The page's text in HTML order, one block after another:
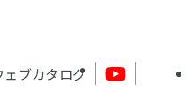
ェブカタログ